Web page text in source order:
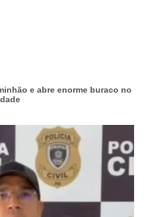
e abre enorme buraco no